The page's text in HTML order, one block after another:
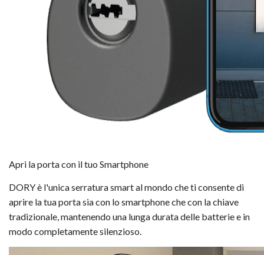
Apri la porta con il tuo Smartphone
DORY è l'unica serratura smart al mondo che ti consente di
aprire la tua porta sia con lo smartphone che con la chiave
tradizionale, mantenendo una lunga durata delle batterie e in
modo completamente silenzioso.